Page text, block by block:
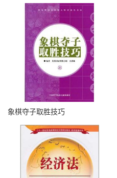
象棋夺子取胜技巧